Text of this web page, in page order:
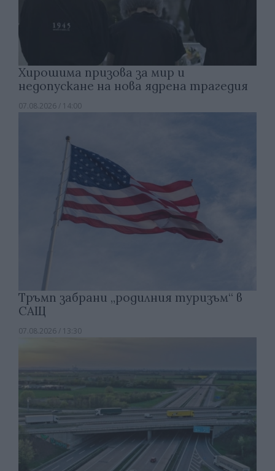
Хирошима призова за мир и
недопускане на нова ядрена трагедия
07.08.2026 / 14:00
Тръмп забрани „родилния туризъм“ в
САЩ
07.08.2026 / 13:30